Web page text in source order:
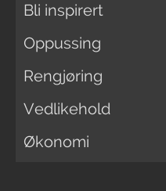
Bli inspirert
Oppussing
Rengjøring
Vedlikehold
Økonomi